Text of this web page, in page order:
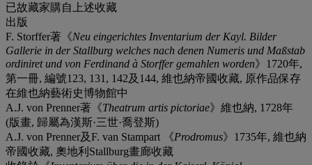
已故藏家購自上述收藏
出版
F. Storffer著《Neu eingerichtes Inventarium der Kayl. Bilder
Gallerie in der Stallburg welches nach denen Numeris und Maßstab
ordiniret und von Ferdinand à Storffer gemahlen worden》1720年,
第一冊, 編號123, 131, 142及144, 維也納帝國收藏, 原作品保存
在維也納藝術史博物館中
A.J. von Prenner著《Theatrum artis pictoriae》維也納, 1728年
(版畫, 歸屬為漢斯·三世·喬登斯)
A.J. von Prenner及F. van Stampart 《Prodromus》1735年, 維也納
帝國收藏, 奧地利Stallburg畫廊收藏